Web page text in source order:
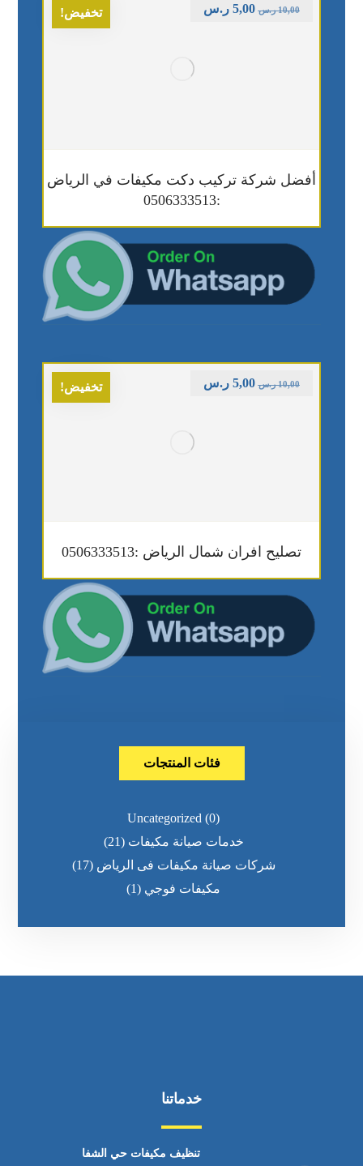
تخفيض!
أفضل شركة تركيب دكت مكيفات في الرياض
:0506333513
10,00 ر.س 5,00 ر.س
تخفيض!
تصليح افران شمال الرياض :0506333513
10,00 ر.س 5,00 ر.س
فئات المنتجات
Uncategorized (0)
خدمات صيانة مكيفات (21)
شركات صيانة مكيفات فى الرياض (17)
مكيفات فوجي (1)
خدماتنا
تنظيف مكيفات حي الشفا